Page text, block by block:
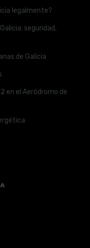
legalmente?
seguridad,
de Galicia
en el Aeródromo de